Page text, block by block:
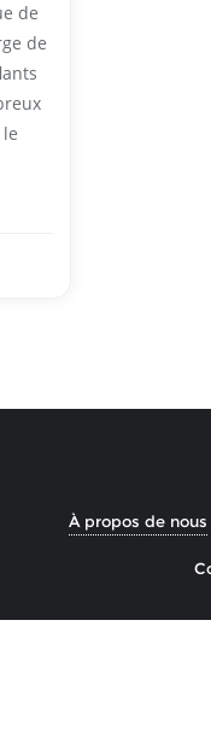
de
de
À propos de nous